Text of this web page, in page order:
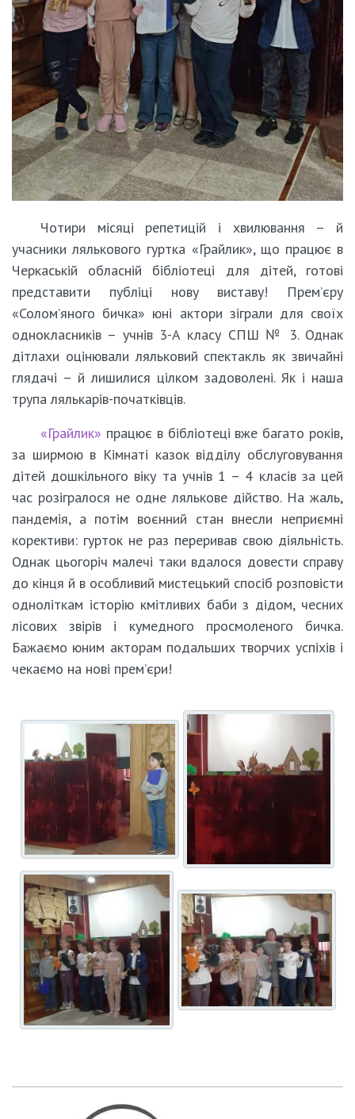
Чотири місяці репетицій і хвилювання – й
учасники лялькового гуртка «Грайлик», що працює в
Черкаській обласній бібліотеці для дітей, готові
представити публіці нову виставу! Прем’єру
«Солом’яного бичка» юні актори зіграли для своїх
однокласників – учнів 3-А класу СПШ № 3. Однак
дітлахи оцінювали ляльковий спектакль як звичайні
глядачі – й лишилися цілком задоволені. Як і наша
трупа лялькарів-початківців.
«Грайлик» працює в бібліотеці вже багато років,
за ширмою в Кімнаті казок відділу обслуговування
дітей дошкільного віку та учнів 1 – 4 класів за цей
час розігралося не одне лялькове дійство. На жаль,
пандемія, а потім воєнний стан внесли неприємні
корективи: гурток не раз переривав свою діяльність.
Однак цьогоріч малечі таки вдалося довести справу
до кінця й в особливий мистецький спосіб розповісти
одноліткам історію кмітливих баби з дідом, чесних
лісових звірів і кумедного просмоленого бичка.
Бажаємо юним акторам подальших творчих успіхів і
чекаємо на нові прем’єри!